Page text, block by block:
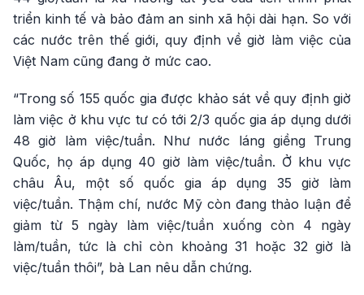
triển kinh tế và bảo đảm an sinh xã hội dài hạn. So với
các nước trên thế giới, quy định về giờ làm việc của
Việt Nam cũng đang ở mức cao.
“Trong số 155 quốc gia được khảo sát về quy định giờ
làm việc ở khu vực tư có tới 2/3 quốc gia áp dụng dưới
48 giờ làm việc/tuần. Như nước láng giềng Trung
Quốc, họ áp dụng 40 giờ làm việc/tuần. Ở khu vực
châu Âu, một số quốc gia áp dụng 35 giờ làm
việc/tuần. Thậm chí, nước Mỹ còn đang thảo luận để
giảm từ 5 ngày làm việc/tuần xuống còn 4 ngày
làm/tuần, tức là chỉ còn khoảng 31 hoặc 32 giờ là
việc/tuần thôi”, bà Lan nêu dẫn chứng.